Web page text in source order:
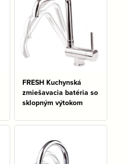
FRESH Kuchynská
zmiešavacia batéria so
sklopným výtokom